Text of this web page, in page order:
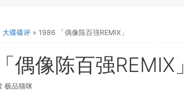
大碟碟评 » 1986 「偶像陈百强REMIX」
偶像陈百强REMIX」
极品猫咪